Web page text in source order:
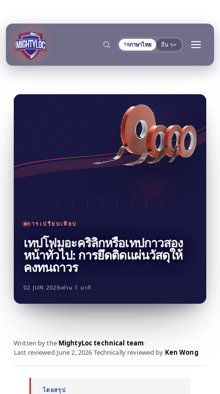
THภาษาไทย อื่น ๆ
Krystal 1000 กาวยูวี
Krystal 2000 กาวยูวี
Taftflex 6221
สารซีลแลนท์โพลียูรีเทน
Taftlock 22
ดูเพิ่มเติม →
เทปโฟมอะคริลิก
AFT 1080GF
→
งาน DIY
ป้ายและสัญลักษณ์
งานไม้
ตลาดอะไหล่ยานยนต์
การเดินเรือและเรือยอชต์
ชิ้นส่วนเกลียวโลหะ
กระจกและเซรามิก
เอกสารข้อมูลความ
ปลอดภัย
ตามคำขอ
คู่มือเวลาบ่มกาว
คู่มืออุณหภูมิการใช้งาน
การประกาศ RoHS
การเปรียบเทียบ
เทปโฟมอะคริลิกหรือเทปกาวสอง
หน้าทั่วไป: การยึดติดแผ่นวัสดุให้
คงทนถาวร
02 JUN 2026 อ่าน 1 นาที
Written by the MightyLoc technical team·
Last reviewed June 2, 2026·Technically reviewed by Ken Wong
โดยสรุป